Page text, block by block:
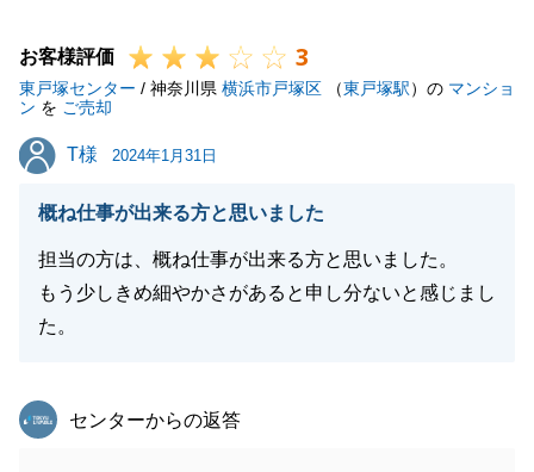
末永くお付き合いできますよう宜しくお願い致しま
す。
この度は、本当にありがとうございました。
閉じる
お客様評価 3
東戸塚センター / 神奈川県 横浜市戸塚区 （東戸塚駅）の マンショ
ン を ご売却
T様
T様 2024年1月31日
概ね仕事が出来る方と思いました
担当の方は、概ね仕事が出来る方と思いました。
もう少しきめ細やかさがあると申し分ないと感じまし
た。
東急リバブル
センターからの返答